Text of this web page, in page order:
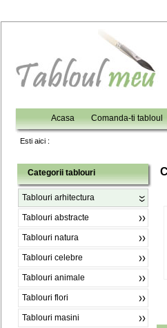
Acasa Comanda-ti tabloul
Esti aici :
Categorii tablouri
Tablouri arhitectura
Tablouri abstracte
Tablouri natura
Tablouri celebre
Tablouri animale
Tablouri flori
Tablouri masini
C